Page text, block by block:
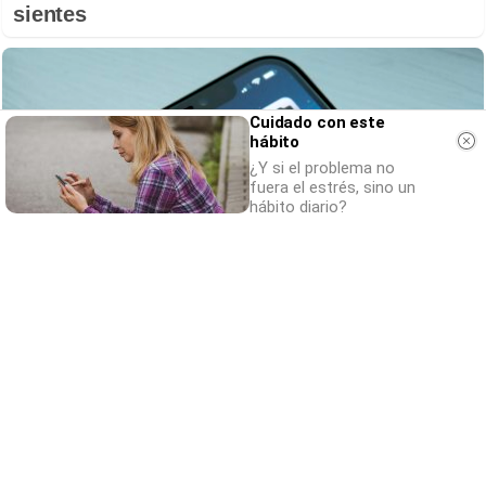
sientes
Cuidado con este
hábito
¿Y si el problema no
fuera el estrés, sino un
hábito diario?